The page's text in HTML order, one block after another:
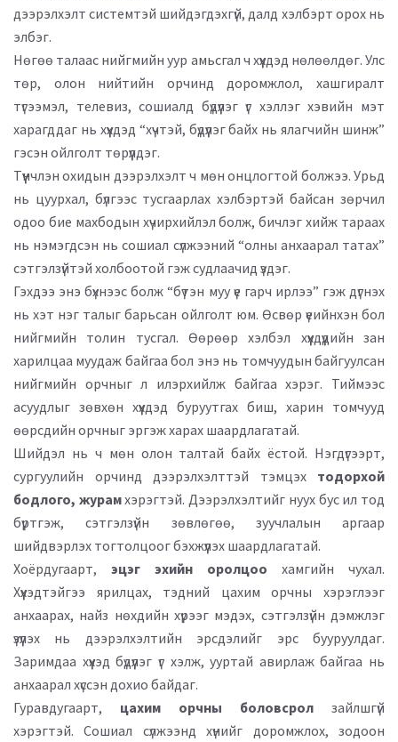
дээрэлхэлт системтэй шийдэгдэхгүй, далд хэлбэрт орох нь
элбэг.
Нөгөө талаас нийгмийн уур амьсгал ч хүүхдэд нөлөөлдөг. Улс
төр, олон нийтийн орчинд доромжлол, хашгиралт
түгээмэл, телевиз, сошиалд бүдүүлэг үг хэллэг хэвийн мэт
харагддаг нь хүүхдэд “хүчтэй, бүдүүлэг байх нь ялагчийн шинж”
гэсэн ойлголт төрүүлдэг.
Түүнчлэн охидын дээрэлхэлт ч мөн онцлогтой болжээ. Урьд
нь цуурхал, бүлгээс тусгаарлах хэлбэртэй байсан зөрчил
одоо бие махбодын хүчирхийлэл болж, бичлэг хийж тараах
нь нэмэгдсэн нь сошиал сүлжээний “олны анхаарал татах”
сэтгэлзүйтэй холбоотой гэж судлаачид үздэг.
Гэхдээ энэ бүхнээс болж “бүтэн муу үе гарч ирлээ” гэж дүгнэх
нь хэт нэг талыг барьсан ойлголт юм. Өсвөр үеийнхэн бол
нийгмийн толин тусгал. Өөрөөр хэлбэл хүүхдүүдийн зан
харилцаа муудаж байгаа бол энэ нь томчуудын байгуулсан
нийгмийн орчныг л илэрхийлж байгаа хэрэг. Тиймээс
асуудлыг зөвхөн хүүхдэд буруутгах биш, харин томчууд
өөрсдийн орчныг эргэж харах шаардлагатай.
Шийдэл нь ч мөн олон талтай байх ёстой. Нэгдүгээрт,
сургуулийн орчинд дээрэлхэлттэй тэмцэх тодорхой
бодлого, журамхэрэгтэй. Дээрэлхэлтийг нуух бус ил тод
бүртгэж, сэтгэлзүйн зөвлөгөө, зуучлалын аргаар
шийдвэрлэх тогтолцоог бэхжүүлэх шаардлагатай.
Хоёрдугаарт, эцэг эхийн оролцоо хамгийн чухал.
Хүүхэдтэйгээ ярилцах, тэдний цахим орчны хэрэглээг
анхаарах, найз нөхдийн хүрээг мэдэх, сэтгэлзүйн дэмжлэг
үзүүлэх нь дээрэлхэлтийн эрсдэлийг эрс бууруулдаг.
Заримдаа хүүхэд бүдүүлэг үг хэлж, ууртай авирлаж байгаа нь
анхаарал хүссэн дохио байдаг.
Гуравдугаарт, цахим орчны боловсрол зайлшгүй
хэрэгтэй. Сошиал сүлжээнд хүнийг доромжлох, зодоон